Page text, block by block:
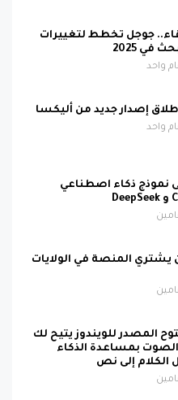
جوجل تخطط لتغييرات
في 2025
واحد
إصدار جديد من أليكسا
واحد
نموذج ذكاء اصطناعي
يشتري المنصة في الولايات
المصدر للويندوز يتيح لك
الصوت بمساعدة الذكاء
الكلام إلى نص